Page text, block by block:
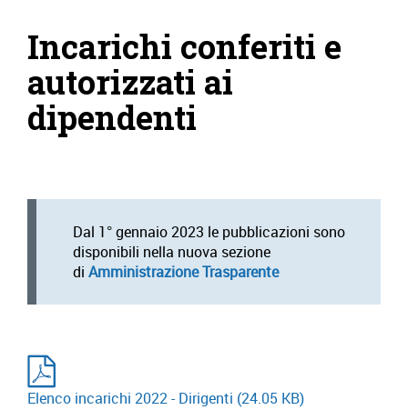
Incarichi conferiti e
autorizzati ai
dipendenti
Dal 1° gennaio 2023 le pubblicazioni sono
disponibili nella nuova sezione
di Amministrazione Trasparente
Elenco incarichi 2022 - Dirigenti (24.05 KB)